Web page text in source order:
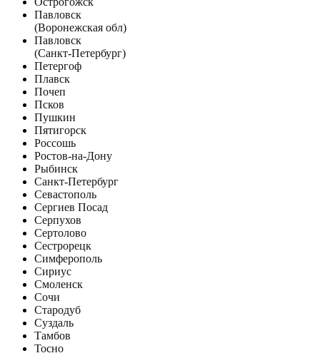
Павловск
(Воронежская обл)
Павловск
(Санкт-Петербург)
Петергоф
Плавск
Почеп
Псков
Пушкин
Пятигорск
Россошь
Ростов-на-Дону
Рыбинск
Санкт-Петербург
Севастополь
Сергиев Посад
Серпухов
Сертолово
Сестрорецк
Симферополь
Сириус
Смоленск
Сочи
Стародуб
Суздаль
Тамбов
Тосно